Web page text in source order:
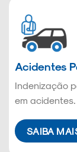
Acidentes
Indenização
em acidentes.
SAIBA